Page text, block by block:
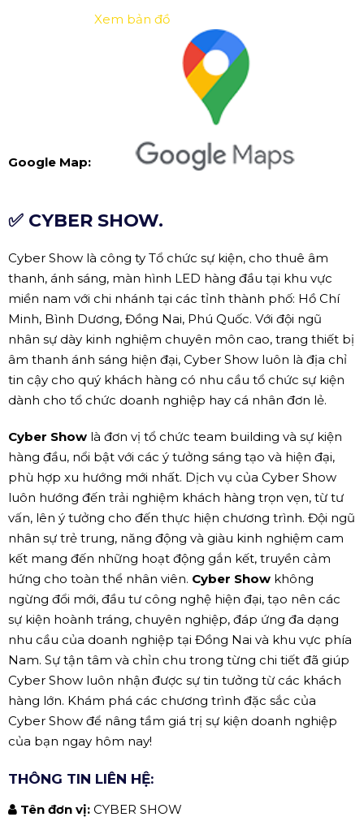
Google Map:
Xem bản đồ
✅ CYBER SHOW.
Cyber Show là công ty Tổ chức sự kiện, cho thuê âm
thanh, ánh sáng, màn hình LED hàng đầu tại khu vực
miền nam với chi nhánh tại các tỉnh thành phố: Hồ Chí
Minh, Bình Dương, Đồng Nai, Phú Quốc. Với đội ngũ
nhân sự dày kinh nghiệm chuyên môn cao, trang thiết bị
âm thanh ánh sáng hiện đại, Cyber Show luôn là địa chỉ
tin cậy cho quý khách hàng có nhu cầu tổ chức sự kiện
dành cho tổ chức doanh nghiệp hay cá nhân đơn lẻ.
Cyber Show là đơn vị tổ chức team building và sự kiện
hàng đầu, nổi bật với các ý tưởng sáng tạo và hiện đại,
phù hợp xu hướng mới nhất. Dịch vụ của Cyber Show
luôn hướng đến trải nghiệm khách hàng trọn vẹn, từ tư
vấn, lên ý tưởng cho đến thực hiện chương trình. Đội ngũ
nhân sự trẻ trung, năng động và giàu kinh nghiệm cam
kết mang đến những hoạt động gắn kết, truyền cảm
hứng cho toàn thể nhân viên. Cyber Show không
ngừng đổi mới, đầu tư công nghệ hiện đại, tạo nên các
sự kiện hoành tráng, chuyên nghiệp, đáp ứng đa dạng
nhu cầu của doanh nghiệp tại Đồng Nai và khu vực phía
Nam. Sự tận tâm và chỉn chu trong từng chi tiết đã giúp
Cyber Show luôn nhận được sự tin tưởng từ các khách
hàng lớn. Khám phá các chương trình đặc sắc của
Cyber Show để nâng tầm giá trị sự kiện doanh nghiệp
của bạn ngay hôm nay!
THÔNG TIN LIÊN HỆ:
Tên đơn vị: CYBER SHOW